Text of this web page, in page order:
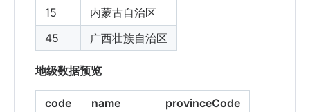
15
内蒙古自治区
45
广西壮族自治区
地级数据预览
code name
provinceCode